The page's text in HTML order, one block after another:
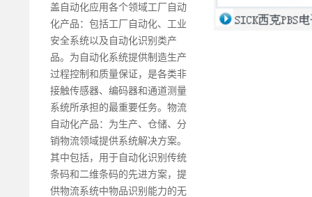
盖自动化应用各个领域工厂自动
化产品：包括工厂自动化、工业
安全系统以及自动化识别类产
品。为自动化系统提供制造生产
过程控制和质量保证，是各类非
接触传感器、编码器和通道测量
系统所承担的最重要任务。物流
自动化产品：为生产、仓储、分
销物流领域提供系统解决方案。
其中包括，用于自动化识别传统
条码和二维条码的先进方案，提
供物流系统中物品识别能力的无